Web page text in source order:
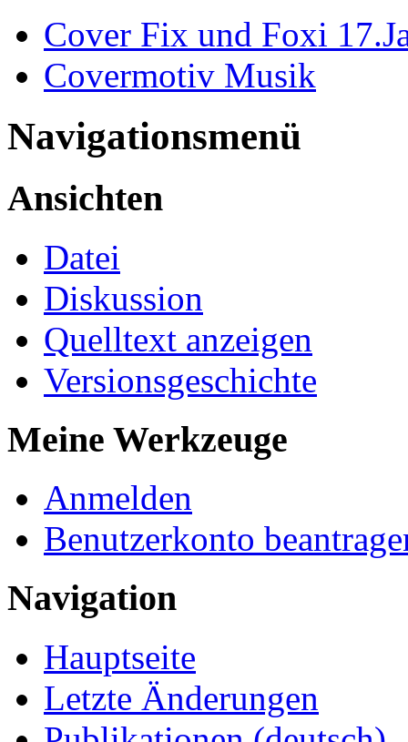
Cover Fix und Foxi
Covermotiv Musik
Navigationsmenü
Ansichten
Datei
Diskussion
Quelltext anzeigen
Versionsgeschichte
Meine Werkzeuge
Anmelden
Benutzerkonto
Navigation
Hauptseite
Letzte Änderungen